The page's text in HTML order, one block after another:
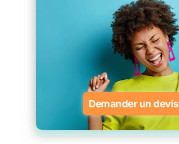
Demander un devis